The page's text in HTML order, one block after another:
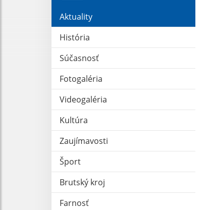
Aktuality
História
Súčasnosť
Fotogaléria
Videogaléria
Kultúra
Zaujímavosti
Šport
Brutský kroj
Farnosť